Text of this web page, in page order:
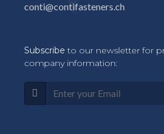
conti@contifasteners.ch
Subscribe to our newsletter for
company information: